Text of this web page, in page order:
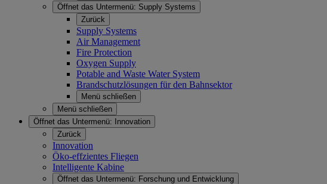
Öffnet das Untermenü: Supply Systems
Zurück
Supply Systems
Air Management
Fire Protection
Oxygen Supply
Potable and Waste Water System
Brandschutzlösungen für den Bahnsektor
Menü schließen
Menü schließen
Öffnet das Untermenü:
Innovation
Zurück
Innovation
Öko-effzientes Fliegen
Intelligente Kabine
Öffnet das Untermenü: Forschung und Entwicklung